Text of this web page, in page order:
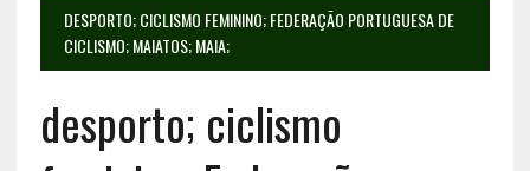
DESPORTO; CICLISMO FEMININO; FEDERAÇÃO PORTUGUESA DE
CICLISMO; MAIATOS; MAIA;
desporto; ciclismo